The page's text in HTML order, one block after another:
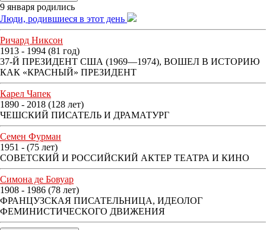
9 января родились
Люди, родившиеся в этот день
Ричард Никсон
1913 - 1994 (81 год)
37-Й ПРЕЗИДЕНТ США (1969—1974), ВОШЕЛ В ИСТОРИЮ
КАК «КРАСНЫЙ» ПРЕЗИДЕНТ
Карел Чапек
1890 - 2018 (128 лет)
ЧЕШСКИЙ ПИСАТЕЛЬ И ДРАМАТУРГ
Семен Фурман
1951 - (75 лет)
СОВЕТСКИЙ И РОССИЙСКИЙ АКТЕР ТЕАТРА И КИНО
Симона де Бовуар
1908 - 1986 (78 лет)
ФРАНЦУЗСКАЯ ПИСАТЕЛЬНИЦА, ИДЕОЛОГ
ФЕМИНИСТИЧЕСКОГО ДВИЖЕНИЯ